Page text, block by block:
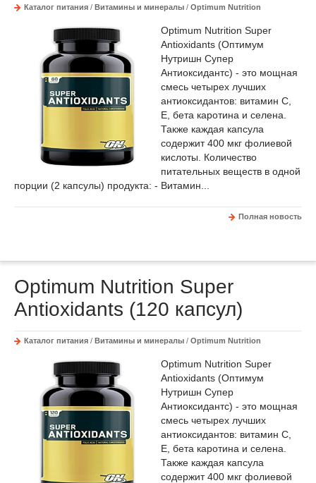
Каталог питания / Витамины и минералы / Optimum Nutrition
Optimum Nutrition Super
Antioxidants (Оптимум
Нутришн Супер
Антиоксидантс) - это мощная
смесь четырех лучших
антиоксидантов: витамин С,
Е, бета каротина и селена.
Также каждая капсула
содержит 400 мкг фолиевой
кислоты. Количество
питательных веществ в одной
порции (2 капсулы) продукта: - Витамин...
Полная новость
Optimum Nutrition Super
Antioxidants (120 капсул)
Каталог питания / Витамины и минералы / Optimum Nutrition
Optimum Nutrition Super
Antioxidants (Оптимум
Нутришн Супер
Антиоксидантс) - это мощная
смесь четырех лучших
антиоксидантов: витамин С,
Е, бета каротина и селена.
Также каждая капсула
содержит 400 мкг фолиевой